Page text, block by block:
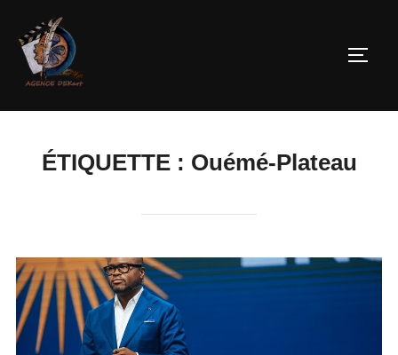
ÉTIQUETTE : Ouémé-Plateau